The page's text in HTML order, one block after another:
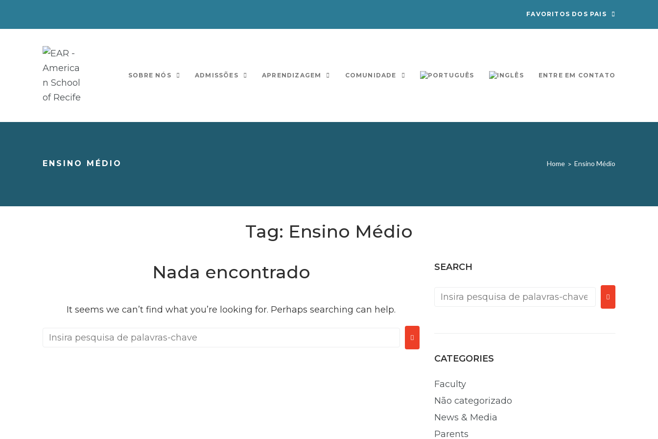
FAVORITOS DOS PAIS
SOBRE NÓS ADMISSÕES APRENDIZAGEM COMUNIDADE ENTRE EM CONTATO
ENSINO MÉDIO Home > Ensino Médio
Tag: Ensino Médio
Nada encontrado
It seems we can’t find what you’re looking for. Perhaps searching can help.
SEARCH
CATEGORIES
Faculty
Não categorizado
News & Media
Parents